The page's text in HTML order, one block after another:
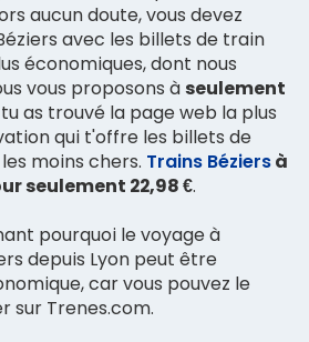
aucun doute, vous devez
avec les billets de train
économiques, dont nous
vous proposons àseulement
as trouvé la page web la plus
qui t'offre les billets de
moins chers. Trains Béziersà
seulement 22,98 €.
pourquoi le voyage à
depuis Lyon peut être
car vous pouvez le
sur Trenes.com.